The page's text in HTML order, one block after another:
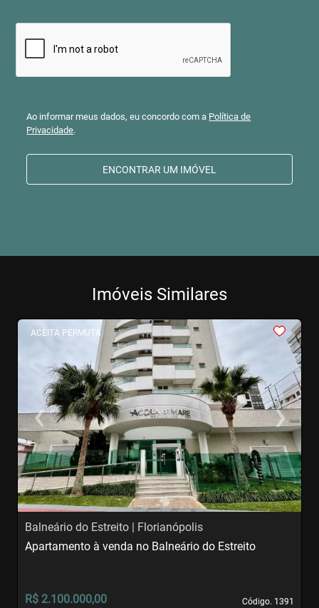
Ao informar meus dados, eu concordo com a Política de
Privacidade.
ENCONTRAR UM IMÓVEL
Imóveis Similares
ACEITA PERMUTA
<<<
‹Previous ›Next
Balneário do Estreito | Florianópolis
Código. 1391
Código. 1391
Apartamento à venda no Balneário do Estreito
R$ 2.100.000,00